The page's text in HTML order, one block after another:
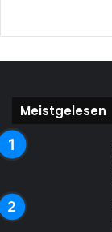
Meistgelesen